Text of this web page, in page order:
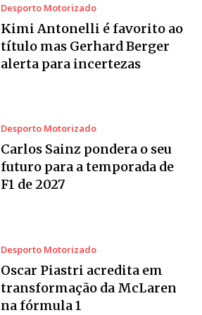
Desporto Motorizado
Kimi Antonelli é favorito ao
título mas Gerhard Berger
alerta para incertezas
Desporto Motorizado
Carlos Sainz pondera o seu
futuro para a temporada de
F1 de 2027
Desporto Motorizado
Oscar Piastri acredita em
transformação da McLaren
na fórmula 1